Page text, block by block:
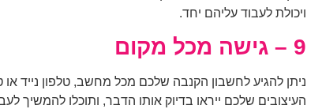
ויכולת לעבוד עליהם יחד.
9 – גישה מכל מקום
ניתן להגיע לחשבון הקנבה שלכם מכל מחשב, טלפון נייד
העיצובים שלכם ייראו בדיוק אותו הדבר, ותוכלו להמשיך